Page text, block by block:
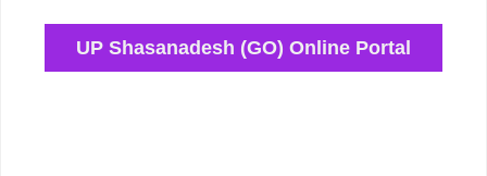
UP Shasanadesh (GO) Online Portal